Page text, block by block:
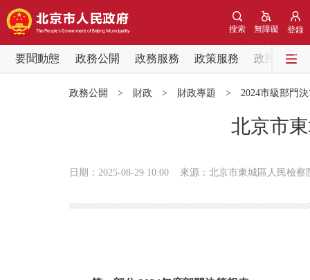
登錄
無障礙
搜索
要聞動態 政務公開 政務服務 政策服務
政民互動
政務公開 > 財政 > 財政專題 > 2024市級部門
北京市
日期：2025-08-29 10:00 來源：北京市東城區人民檢察